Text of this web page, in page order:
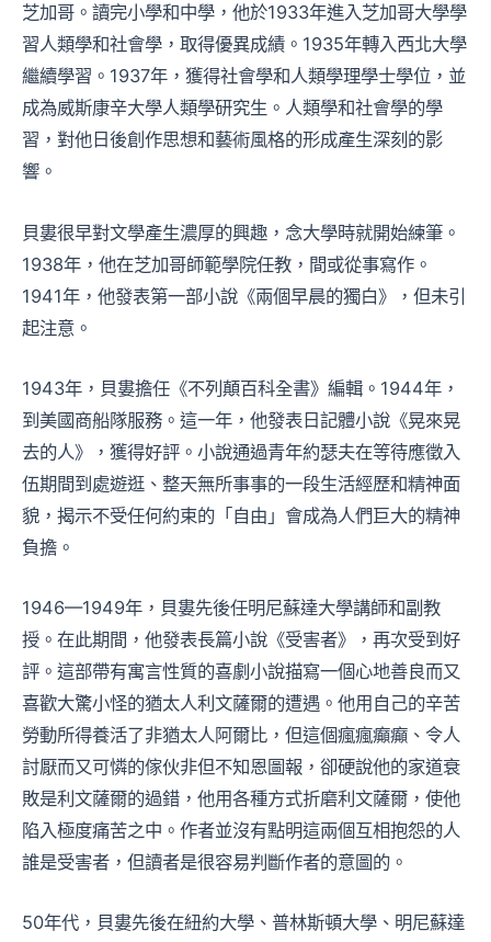
芝加哥。讀完小學和中學，他於1933年進入芝加哥大學學
習人類學和社會學，取得優異成績。1935年轉入西北大學
繼續學習。1937年，獲得社會學和人類學理學士學位，並
成為威斯康辛大學人類學研究生。人類學和社會學的學
習，對他日後創作思想和藝術風格的形成產生深刻的影
響。
貝婁很早對文學產生濃厚的興趣，念大學時就開始練筆。
1938年，他在芝加哥師範學院任教，間或從事寫作。
1941年，他發表第一部小說《兩個早晨的獨白》，但未引
起注意。
1943年，貝婁擔任《不列顛百科全書》編輯。1944年，
到美國商船隊服務。這一年，他發表日記體小說《晃來晃
去的人》，獲得好評。小說通過青年約瑟夫在等待應徵入
伍期間到處遊逛、整天無所事事的一段生活經歷和精神面
貌，揭示不受任何約束的「自由」會成為人們巨大的精神
負擔。
1946—1949年，貝婁先後任明尼蘇達大學講師和副教
授。在此期間，他發表長篇小說《受害者》，再次受到好
評。這部帶有寓言性質的喜劇小說描寫一個心地善良而又
喜歡大驚小怪的猶太人利文薩爾的遭遇。他用自己的辛苦
勞動所得養活了非猶太人阿爾比，但這個瘋瘋癲癲、令人
討厭而又可憐的傢伙非但不知恩圖報，卻硬說他的家道衰
敗是利文薩爾的過錯，他用各種方式折磨利文薩爾，使他
陷入極度痛苦之中。作者並沒有點明這兩個互相抱怨的人
誰是受害者，但讀者是很容易判斷作者的意圖的。
50年代，貝婁先後在紐約大學、普林斯頓大學、明尼蘇達